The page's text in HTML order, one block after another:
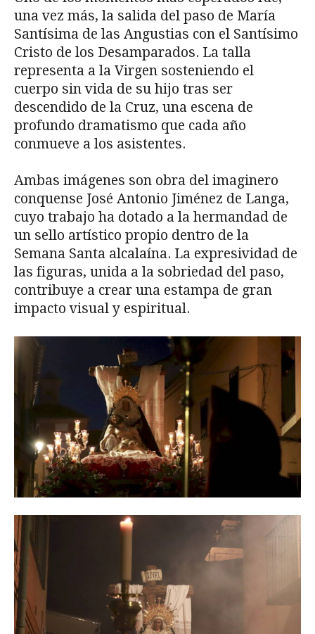
una vez más, la salida del paso de María
Santísima de las Angustias con el Santísimo
Cristo de los Desamparados. La talla
representa a la Virgen sosteniendo el
cuerpo sin vida de su hijo tras ser
descendido de la Cruz, una escena de
profundo dramatismo que cada año
conmueve a los asistentes.
Ambas imágenes son obra del imaginero
conquense José Antonio Jiménez de Langa,
cuyo trabajo ha dotado a la hermandad de
un sello artístico propio dentro de la
Semana Santa alcalaína. La expresividad de
las figuras, unida a la sobriedad del paso,
contribuye a crear una estampa de gran
impacto visual y espiritual.